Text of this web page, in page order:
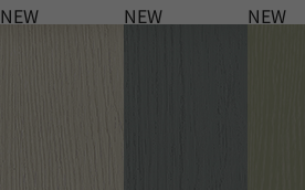
NEW NEW NEW